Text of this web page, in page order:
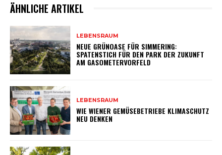
ÄHNLICHE ARTIKEL
LEBENSRAUM
NEUE GRÜNOASE FÜR SIMMERING:
SPATENSTICH FÜR DEN PARK DER ZUKUNFT
AM GASOMETERVORFELD
LEBENSRAUM
WIE WIENER GEMÜSEBETRIEBE KLIMASCHUTZ
NEU DENKEN